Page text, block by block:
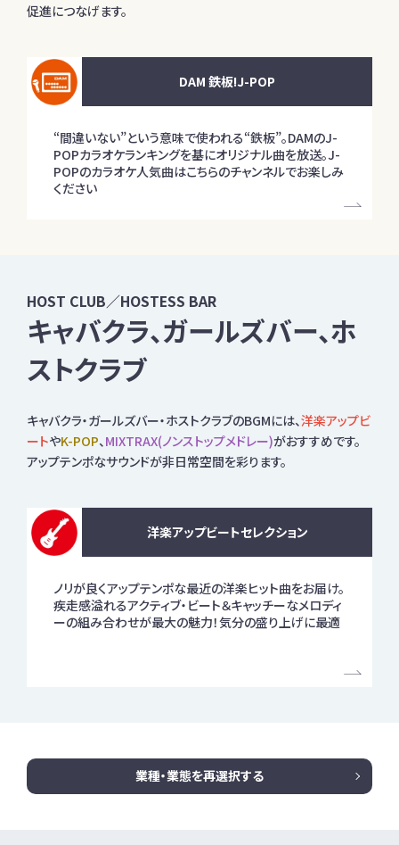
促進につなげます。
DAM 鉄板!J-POP
“間違いない”という意味で使われる“鉄板”。DAMのJ-
POPカラオケランキングを基にオリジナル曲を放送。J-
POPのカラオケ人気曲はこちらのチャンネルでお楽しみ
ください
HOST CLUB／HOSTESS BAR
キャバクラ、ガールズバー、ホ
ストクラブ
キャバクラ・ガールズバー・ホストクラブのBGMには、洋楽アップビ
ートやK-POP、 MIXTRAX(ノンストップメドレー)がおすすめです。
アップテンポなサウンドが非日常空間を彩ります。
洋楽アップビートセレクション
ノリが良くアップテンポな最近の洋楽ヒット曲をお届け。
疾走感溢れるアクティブ・ビート＆キャッチーなメロディ
ーの組み合わせが最大の魅力！気分の盛り上げに最適
業種・業態を再選択する